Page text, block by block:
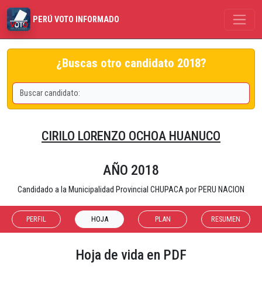
PERÚ VOTO INFORMADO
¿Buscas otro candidato 2018?
CIRILO LORENZO OCHOA HUANUCO
AÑO 2018
Candidado a la Municipalidad Provincial CHUPACA por PERU NACION
PERFIL HOJA PLAN RESUMEN
Hoja de vida en PDF